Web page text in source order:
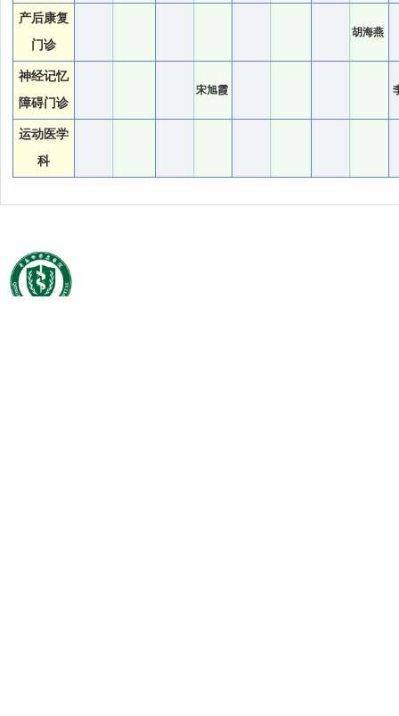
产后康复
门诊
胡海燕
神经记忆
障碍门诊
宋旭霞
运动医学
科